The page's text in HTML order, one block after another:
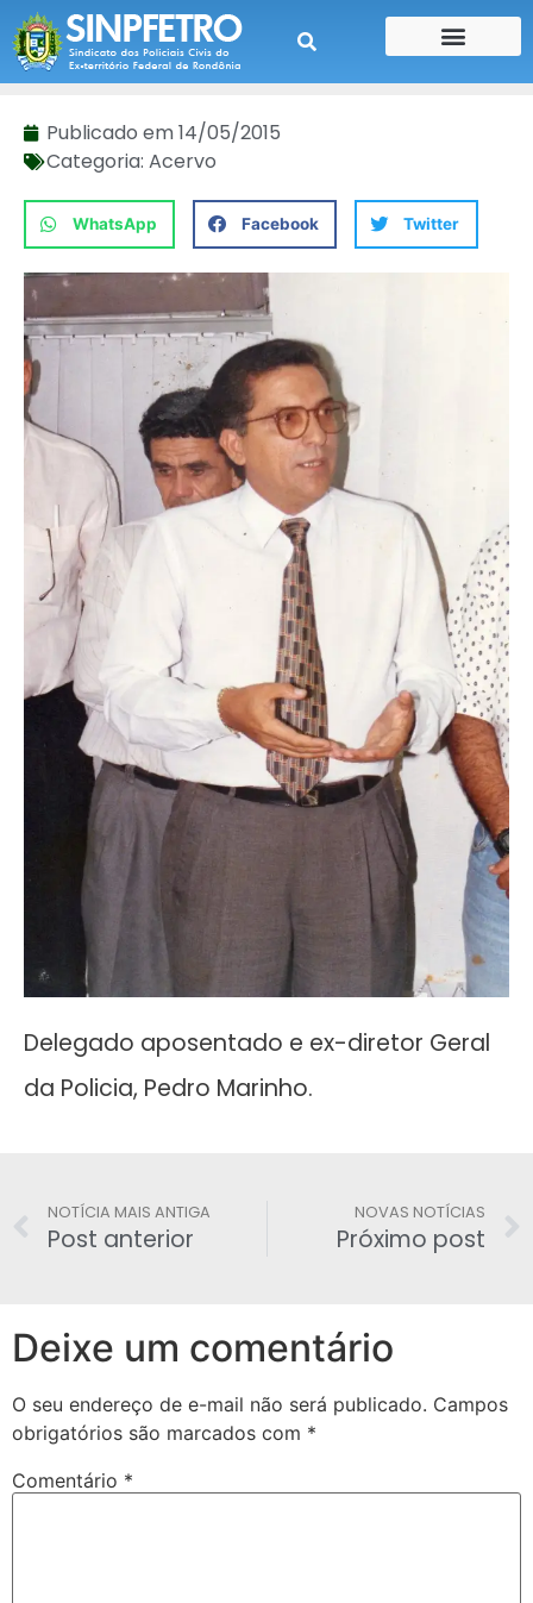
Publicado em14/05/2015
Categoria: Acervo
WhatsApp Facebook Twitter
Delegado aposentado e ex-diretor Geral
da Policia, Pedro Marinho.
NOTÍCIA MAIS ANTIGA
Post anterior
NOVAS NOTÍCIAS
Próximo post
Deixe um comentário
O seu endereço de e-mail não será publicado. Campos
obrigatórios são marcados com *
Comentário *